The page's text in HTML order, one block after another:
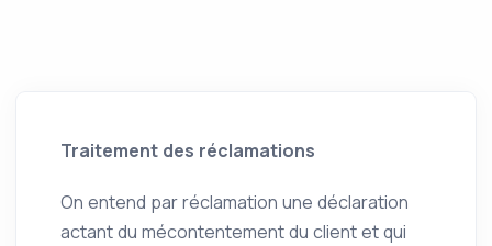
Traitement des réclamations
On entend par réclamation une déclaration
actant du mécontentement du client et qui